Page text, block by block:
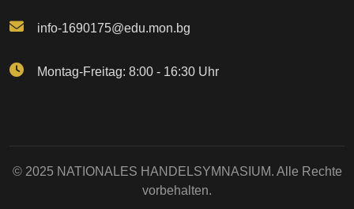
info-1690175@edu.mon.bg
Montag-Freitag: 8:00 - 16:30 Uhr
© 2025 NATIONALES HANDELSYMNASIUM. Alle Rechte
vorbehalten.